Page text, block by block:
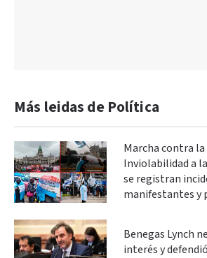
Más leidas de Política
Marcha contra la
Inviolabilidad a
se registran
manifestantes y
Benegas Lynch
interés y